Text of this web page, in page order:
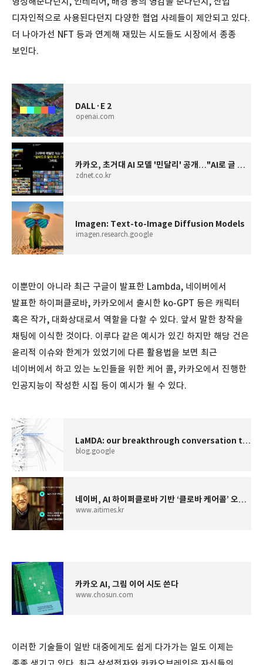
디자인적으로 사용된다던지 다양한 협업 사례들이 제안되고 있다.
더 나아가선 NFT 등과 연계해 재밌는 시도들도 시장에서 종종
보인다.
DALL·E 2
openai.com
카카오, 초거대 AI 모델 '민달리' 공개…"AI로 글 쓰고 그림 그린다"
zdnet.co.kr
Imagen: Text-to-Image Diffusion Models
imagen.research.google
이뿐만이 아니라 최근 구글이 발표한 Lambda, 네이버에서
발표한 하이퍼클로바, 카카오에서 출시한 ko-GPT 등은 캐릭터
혹은 작가, 대화상대로서 역할을 다할 수 있다. 앞서 말한 창작을
채팅에 이식한 것이다. 이루다 같은 예시가 있긴 하지만 해당 건은
윤리적 이슈와 한계가 있었기에 다른 활용법을 보면 최근
네이버에서 하고 있는 노인들을 위한 케어 콜, 카카오에서 진행한
인공지능이 작성한 시집 등이 예시가 될 수 있다.
LaMDA: our breakthrough conversation technology
blog.google
네이버, AI 하이퍼클로바 기반 ‘클로바 케어콜’ 오픈…인공지능으로 중∙장년 1인 가구 안부
www.aitimes.kr
카카오 AI, 그림 이어 시도 쓴다
www.chosun.com
이러한 기술들이 일반 대중에게도 쉽게 다가가는 일도 이제는